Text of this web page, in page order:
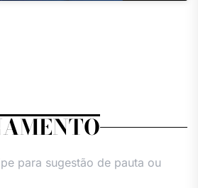
para sugestão de pauta ou